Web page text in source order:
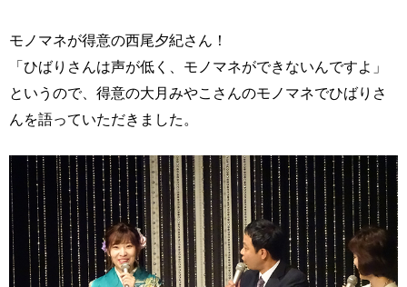
モノマネが得意の西尾夕紀さん！
「ひばりさんは声が低く、モノマネができないんですよ」
というので、得意の大月みやこさんのモノマネでひばりさ
んを語っていただきました。